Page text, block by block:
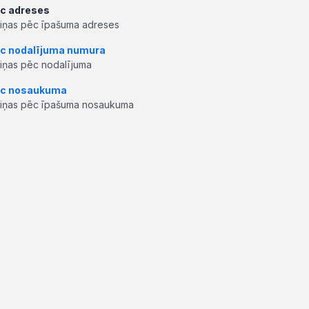
adreses
pēc īpašuma adreses
nodalījuma numura
pēc nodalījuma
nosaukuma
pēc īpašuma nosaukuma